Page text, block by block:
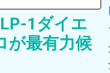
1ダイエ
が最有力候